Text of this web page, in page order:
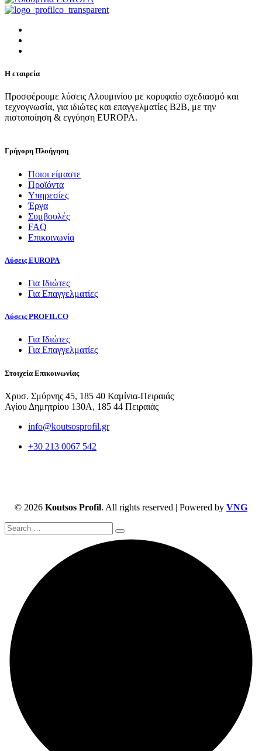
Η εταιρεία
Προσφέρουμε λύσεις Αλουμινίου με κορυφαίο σχεδιασμό και
τεχνογνωσία, για ιδιώτες και επαγγελματίες Β2Β, με την
πιστοποίηση & εγγύηση EUROPA.
Γρήγορη Πλοήγηση
Ποιοι είμαστε
Προϊόντα
Υπηρεσίες
Έργα
Συμβουλές
FAQ
Επικοινωνία
Λύσεις EUROPA
Για Ιδιώτες
Για Επαγγελματίες
Λύσεις PROFILCO
Για Ιδιώτες
Για Επαγγελματίες
Στοιχεία Επικοινωνίας
Χρυσ. Σμύρνης 45, 185 40 Καμίνια-Πειραιάς
Αγίου Δημητρίου 130Α, 185 44 Πειραιάς
info@koutsosprofil.gr
+30 213 0067 542
© 2026 Koutsos Profil. All rights reserved | Powered by VNG